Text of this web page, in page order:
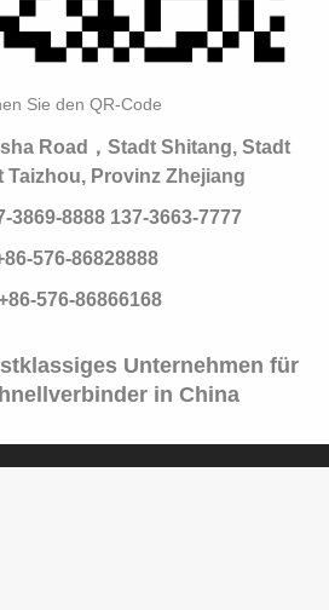
Sie den QR-Code
Road，Stadt Shitang, Stadt
Taizhou, Provinz Zhejiang
3869-8888 137-3663-7777
576-86828888
576-86866168
Unternehmen für
in China